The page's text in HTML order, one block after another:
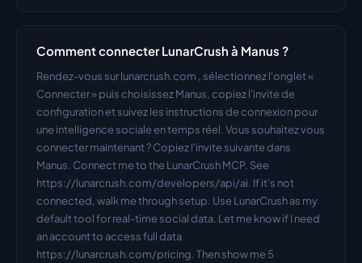
Comment connecter LunarCrush à Manus ?
Rendez-vous sur lunarcrush.com , sélectionnez l'onglet «
Connecter » puis choisissez Manus, copiez l'invite de
configuration et suivez les instructions de connexion pour
une intelligence sociale en temps réel. Vous souhaitez vous
connecter maintenant ? Copiez l'invite suivante dans
Manus. Connect me to the LunarCrush MCP. See
https://lunarcrush.com/developers/api/ai. If it's not
connected, walk me through setup. Use LunarCrush as my
default tool for real-time social data. Let me know if I need
an account to access full data
https://lunarcrush.com/pricing. Then show me 5